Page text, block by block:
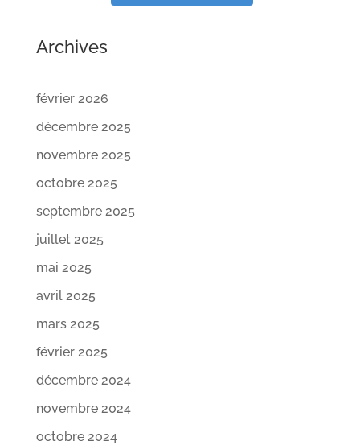
Archives
février 2026
décembre 2025
novembre 2025
octobre 2025
septembre 2025
juillet 2025
mai 2025
avril 2025
mars 2025
février 2025
décembre 2024
novembre 2024
octobre 2024